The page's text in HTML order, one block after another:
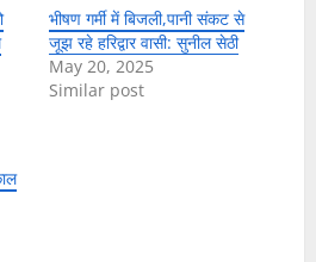
भीषण गर्मी में बिजली,पानी संकट से
जूझ रहे हरिद्वार वासी: सुनील सेठी
May 20, 2025
Similar post